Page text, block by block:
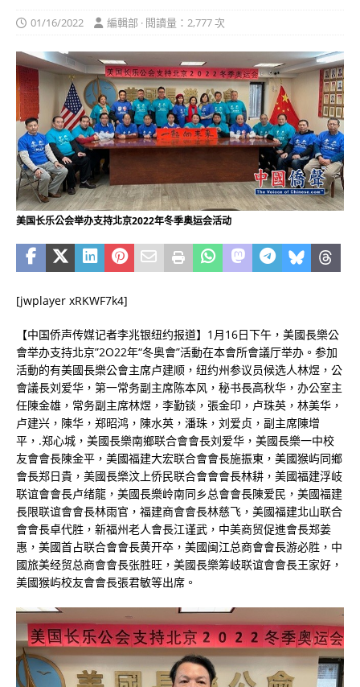
01/16/2022 編輯部 · 閱讀量：2,777 次
美国长乐公会举办支持北京2022年冬季奥运会活动
[jwplayer xRKWF7k4]
【中国侨声传媒记者李兆银纽约报道】1月16日下午，美國長樂公
會举办支持北京”2O22年“冬奥會”活動在本會所會議厅举办。参加
活動的有美國長樂公會主席卢建顺，纽约州参议员候选人林煜，公
會議長刘爱华，第一常务副主席陈本风，秘书長高秋华，办公室主
任陳金雄，常务副主席林煜，李勤锬，張金印，卢珠英，林美华，
卢建兴，陳华，郑昭鸿，陳水英，潘珠，刘爱贞，副主席陳增
平，.郑心城，美國長樂南鄉联合會會長刘爱华，美國長樂一中校
友會會長陳金平，美國福建大宏联合會會長施振東，美國猴屿同鄉
會長郑日貴，美國長樂汶上侨民联合會會會長林耕，美國福建浮岐
联谊會會長卢绪龍，美國長樂岭南同乡总會會長陳爱民，美國福建
長限联谊會會長林雨官，福建商會會長林慈飞，美國福建北山联合
會會長卓代胜，新福州老人會長江谨武，中美商贸促進會長郑姜
惠，美國首占联合會會長黄开卒，美國闽江总商會會長游必胜，中
國旅美经贸总商會會長张胜旺，美國長樂筹岐联谊會會長王家好，
美國猴屿校友會會長張君敏等出席。